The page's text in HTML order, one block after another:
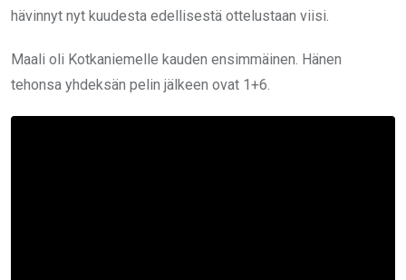
hävinnyt nyt kuudesta edellisestä ottelustaan viisi.
Maali oli Kotkaniemelle kauden ensimmäinen. Hänen
tehonsa yhdeksän pelin jälkeen ovat 1+6.